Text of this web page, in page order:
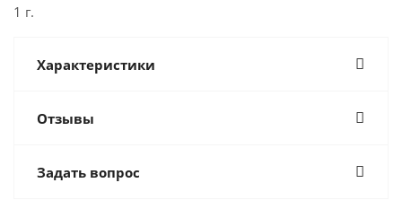
1 г.
Характеристики
Отзывы
Задать вопрос